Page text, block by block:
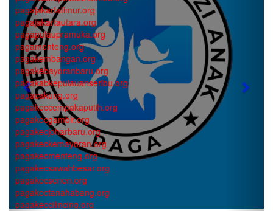
pagajakartatimur.org
pagajakartautara.org
pagapulaupramuka.org
pagamenteng.org
pagakembangan.org
pagakebayoranbaru.org
pagakabkepulauanseribu.org
pagacakung.org
pagakeccempakaputih.org
pagakecgambir.org
pagakecjoharbaru.org
pagakeckemayoran.org
pagakecmenteng.org
pagakecsawahbesar.org
pagakecsenen.org
pagakectanahabang.org
pagakeccilincing.org
Previous Next